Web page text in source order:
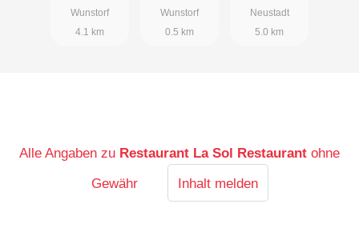
Wunstorf
4.1 km
Wunstorf
0.5 km
Neustadt
5.0 km
Alle Angaben zu Restaurant La Sol Restaurant ohne
Gewähr
Inhalt melden